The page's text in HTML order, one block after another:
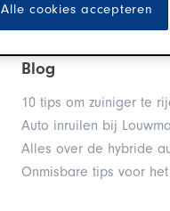
Vestigingen
Blog
10 tips om zuiniger te
Auto inruilen bij
Alles over de hybride
Onmisbare tips voor
Alle cookies accepteren